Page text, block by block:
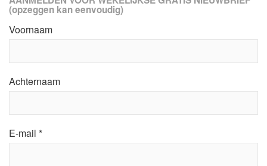
(opzeggen kan eenvoudig)
Voornaam
Achternaam
E-mail *